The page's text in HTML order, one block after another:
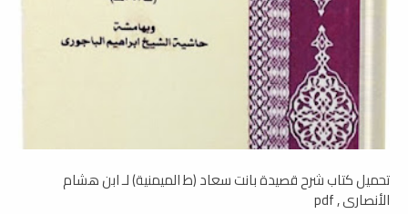
تحميل كتاب شرح قصيدة بانت سعاد (ط الميمنية) لـ ابن هشام
الأنصاري , pdf